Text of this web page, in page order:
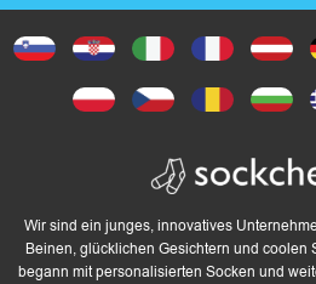
Wir sind ein junges, innovatives
Beinen, glücklichen Gesichtern und coolen
begann mit personalisierten Socken und